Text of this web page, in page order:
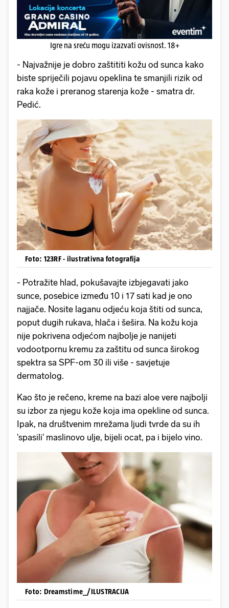
Igre na sreću mogu izazvati ovisnost. 18+
- Najvažnije je dobro zaštititi kožu od sunca kako
biste spriječili pojavu opeklina te smanjili rizik od
raka kože i preranog starenja kože - smatra dr.
Pedić.
Foto: 123RF - ilustrativna fotografija
- Potražite hlad, pokušavajte izbjegavati jako
sunce, posebice između 10 i 17 sati kad je ono
najjače. Nosite laganu odjeću koja štiti od sunca,
poput dugih rukava, hlača i šešira. Na kožu koja
nije pokrivena odjećom najbolje je nanijeti
vodootpornu kremu za zaštitu od sunca širokog
spektra sa SPF-om 30 ili više - savjetuje
dermatolog.
Kao što je rečeno, kreme na bazi aloe vere najbolji
su izbor za njegu kože koja ima opekline od sunca.
Ipak, na društvenim mrežama ljudi tvrde da su ih
'spasili' maslinovo ulje, bijeli ocat, pa i bijelo vino.
Foto: Dreamstime_/ILUSTRACIJA